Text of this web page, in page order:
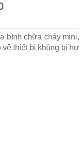
bình chữa cháy mini,
vệ thiết bị không bị hư